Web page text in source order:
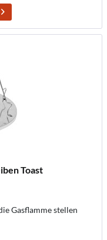
Toast
Gasflamme stellen